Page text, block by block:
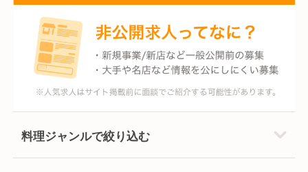
料理ジャンルで絞り込む